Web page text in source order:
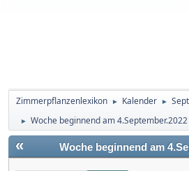
Zimmerpflanzenlexikon ► Kalender ►
► Woche beginnend am 4.September.2022
« Woche beginnend am